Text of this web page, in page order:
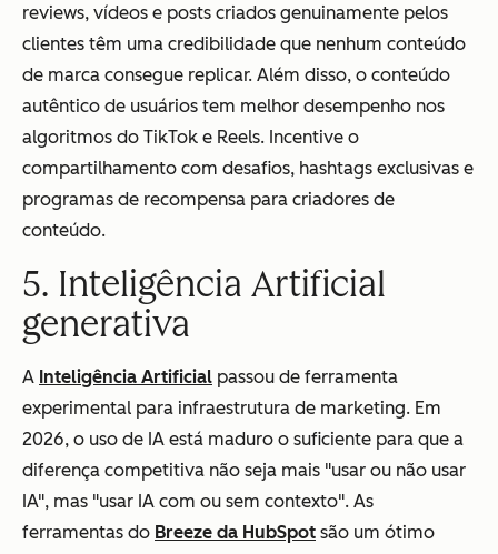
reviews, vídeos e posts criados genuinamente pelos
clientes têm uma credibilidade que nenhum conteúdo
de marca consegue replicar. Além disso, o conteúdo
autêntico de usuários tem melhor desempenho nos
algoritmos do TikTok e Reels. Incentive o
compartilhamento com desafios, hashtags exclusivas e
programas de recompensa para criadores de
conteúdo.
5. Inteligência Artificial
generativa
A Inteligência Artificial passou de ferramenta
experimental para infraestrutura de marketing. Em
2026, o uso de IA está maduro o suficiente para que a
diferença competitiva não seja mais "usar ou não usar
IA", mas "usar IA com ou sem contexto". As
ferramentas do Breeze da HubSpot são um ótimo